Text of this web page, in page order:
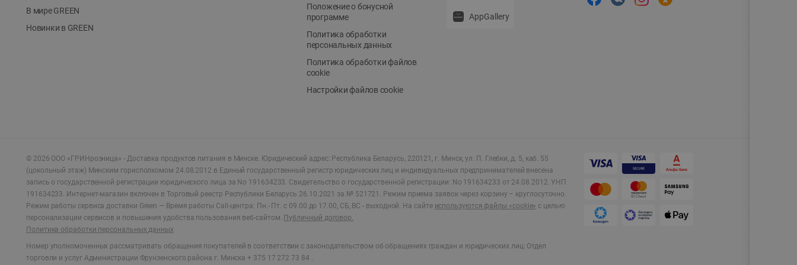
В мире GREEN
Новинки в GREEN
Положение о бонусной
программе
Политика обработки
персональных данных
Политика обработки файлов
cookie
Настройки файлов cookie
AppGallery
© 2026 ООО «ГРИНрозница» - Доставка продуктов питания в Минске. Юридический адрес: Республика Беларусь, 220121, г. Минск, ул. П. Глебки, д. 5, каб. 55
(цокольный этаж) Минским горисполкомом 24.08.2012 в Единый государственный регистр юридических лиц и индивидуальных предпринимателей внесена
запись о государственной регистрации юридического лица за No 191634233. Свидетельство о государственной регистрации: No 191634233 от 24.08.2012. УНП
191634233. Интернет-магазин включен в Торговый реестр Республики Беларусь 26.10.2021 за № 521721. Режим приема заявок через корзину – круглосуточно.
Режим работы сервиса доставки Green — Время работы Call-центра: Пн.- Пт. с 09.00 до 17.00, СБ, ВС - выходной. На сайте используются файлы «cookie» с целью
персонализации сервисов и повышения удобства пользования веб-сайтом. Публичный договор.
Политика обработки персональных данных
Номер уполномоченных рассматривать обращения покупателей в соответствии с законодательством об обращениях граждан и юридических лиц: Отдел
торговли и услуг Администрации Фрунзенского района г. Минска + 375 17 272 73 84 .